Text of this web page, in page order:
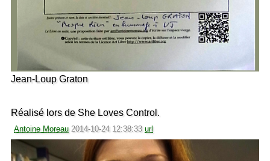
Jean-Loup Graton
Réalisé lors de She Loves Control.
Antoine Moreau 2014-10-24 12:38:33 url